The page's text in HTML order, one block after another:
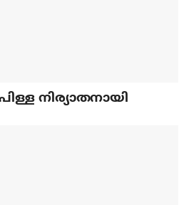
നിര്യാതനായി